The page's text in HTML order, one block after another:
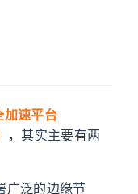
加速平台
，其实主要有两
广泛的边缘节